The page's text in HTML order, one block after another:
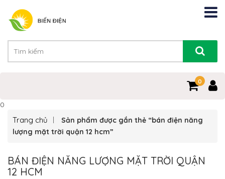
0
0
Trang chủ
Sản phẩm được gắn thẻ “bán điện năng
lượng mặt trời quận 12 hcm”
BÁN ĐIỆN NĂNG LƯỢNG MẶT TRỜI QUẬN
12 HCM